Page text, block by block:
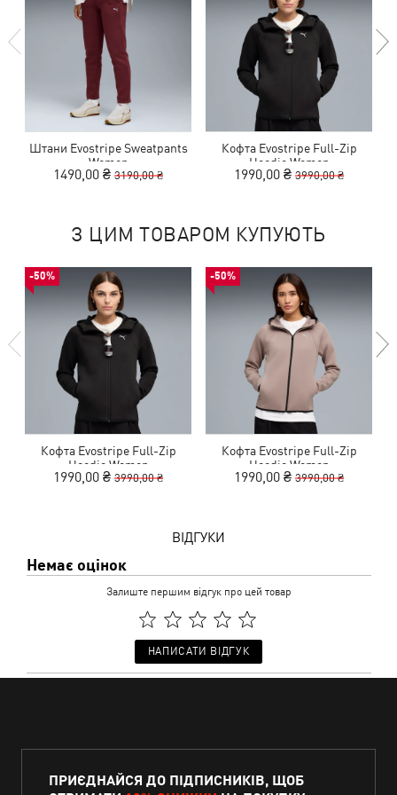
Штани Evostripe Sweatpants
Women
1490,00 ₴ 3190,00 ₴
Кофта Evostripe Full-Zip
Hoodie Women
1990,00 ₴ 3990,00 ₴
З ЦИМ ТОВАРОМ КУПУЮТЬ
-50%
Кофта Evostripe Full-Zip
Hoodie Women
1990,00 ₴ 3990,00 ₴
-50%
Кофта Evostripe Full-Zip
Hoodie Women
1990,00 ₴ 3990,00 ₴
ВІДГУКИ
Немає оцінок
Залиште першим відгук про цей товар
НАПИСАТИ ВІДГУК
ПРИЄДНАЙСЯ ДО ПІДПИСНИКІВ, ЩОБ